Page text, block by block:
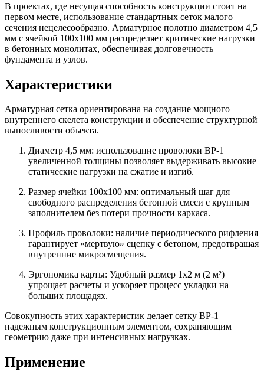
В проектах, где несущая способность конструкции стоит на
первом месте, использование стандартных сеток малого
сечения нецелесообразно. Арматурное полотно диаметром 4,5
мм с ячейкой 100х100 мм распределяет критические нагрузки
в бетонных монолитах, обеспечивая долговечность
фундамента и узлов.
Характеристики
Арматурная сетка ориентирована на создание мощного
внутреннего скелета конструкции и обеспечение структурной
выносливости объекта.
Диаметр 4,5 мм: использование проволоки ВР-1
увеличенной толщины позволяет выдерживать высокие
статические нагрузки на сжатие и изгиб.
Размер ячейки 100х100 мм: оптимальный шаг для
свободного распределения бетонной смеси с крупным
заполнителем без потери прочности каркаса.
Профиль проволоки: наличие периодического рифления
гарантирует «мертвую» сцепку с бетоном, предотвращая
внутренние микросмещения.
Эргономика карты: Удобный размер 1х2 м (2 м²)
упрощает расчеты и ускоряет процесс укладки на
больших площадях.
Совокупность этих характеристик делает сетку ВР-1
надежным конструкционным элементом, сохраняющим
геометрию даже при интенсивных нагрузках.
Применение